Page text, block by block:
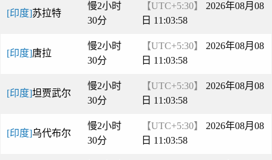
[印度]苏拉特
慢2小时
30分
【UTC+5:30】
2026年08月08
日 11:03:58
[印度]唐拉
慢2小时
30分
【UTC+5:30】
2026年08月08
日 11:03:58
[印度]坦贾武尔
慢2小时
30分
【UTC+5:30】
2026年08月08
日 11:03:58
[印度]乌代布尔
慢2小时
30分
【UTC+5:30】
2026年08月08
日 11:03:58